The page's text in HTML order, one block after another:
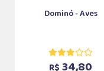
Dominó - Aves
R$ 34,80